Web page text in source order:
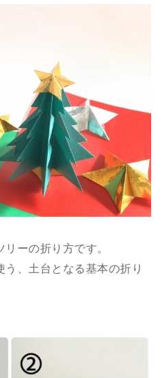
ーの折り方です。
、土台となる基本の折り